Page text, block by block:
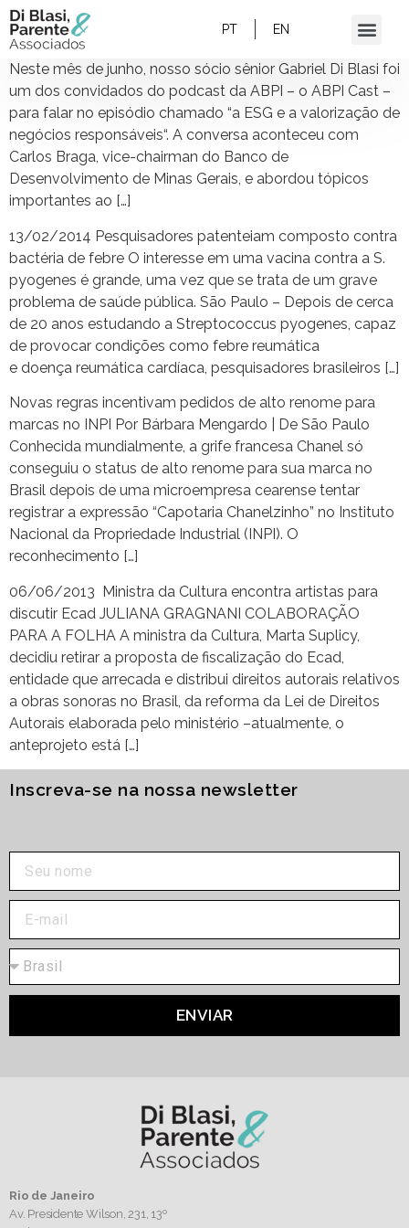
PT EN
Neste mês de junho, nosso sócio sênior Gabriel Di Blasi foi
um dos convidados do podcast da ABPI – o ABPI Cast –
para falar no episódio chamado “a ESG e a valorização de
negócios responsáveis“. A conversa aconteceu com
Carlos Braga, vice-chairman do Banco de
Desenvolvimento de Minas Gerais, e abordou tópicos
importantes ao […]
13/02/2014 Pesquisadores patenteiam composto contra
bactéria de febre O interesse em uma vacina contra a S.
pyogenes é grande, uma vez que se trata de um grave
problema de saúde pública. São Paulo – Depois de cerca
de 20 anos estudando a Streptococcus pyogenes, capaz
de provocar condições como febre reumática
e doença reumática cardíaca, pesquisadores brasileiros […]
Novas regras incentivam pedidos de alto renome para
marcas no INPI Por Bárbara Mengardo | De São Paulo
Conhecida mundialmente, a grife francesa Chanel só
conseguiu o status de alto renome para sua marca no
Brasil depois de uma microempresa cearense tentar
registrar a expressão “Capotaria Chanelzinho” no Instituto
Nacional da Propriedade Industrial (INPI). O
reconhecimento […]
06/06/2013 Ministra da Cultura encontra artistas para
discutir Ecad JULIANA GRAGNANI COLABORAÇÃO
PARA A FOLHA A ministra da Cultura, Marta Suplicy,
decidiu retirar a proposta de fiscalização do Ecad,
entidade que arrecada e distribui direitos autorais relativos
a obras sonoras no Brasil, da reforma da Lei de Direitos
Autorais elaborada pelo ministério –atualmente, o
anteprojeto está […]
Inscreva-se na nossa newsletter
ENVIAR
Rio de Janeiro
Av. Presidente Wilson, 231, 13º